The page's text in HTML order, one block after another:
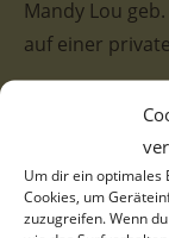
Um dir ein optimales
Cookies, um
zuzugreifen. Wenn
Mandy Lou
auf einer
Mandy Lou
wenn es
als auf der
End. Zudem